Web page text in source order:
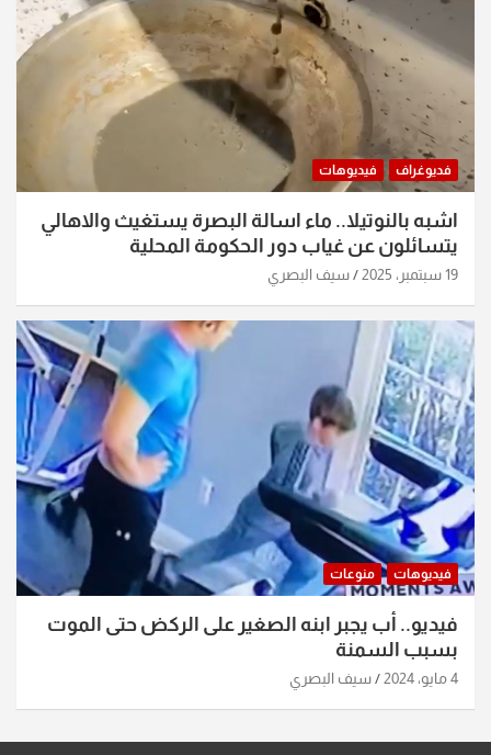
فديوغراف فيديوهات
اشبه بالنوتيلا.. ماء اسالة البصرة يستغيث والاهالي
يتسائلون عن غياب دور الحكومة المحلية
19 سبتمبر، 2025 سيف البصري
فيديوهات منوعات
فيديو.. أب يجبر ابنه الصغير على الركض حتى الموت
بسبب السمنة
4 مايو، 2024 سيف البصري